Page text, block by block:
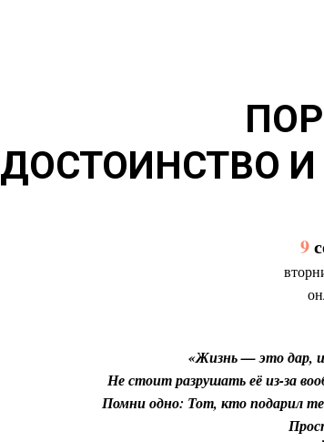
ДОСТОИНСТВО
9
«Жизнь — это дар,
Не стоит разрушать её из-за
Помни одно: Тот, кто подарил